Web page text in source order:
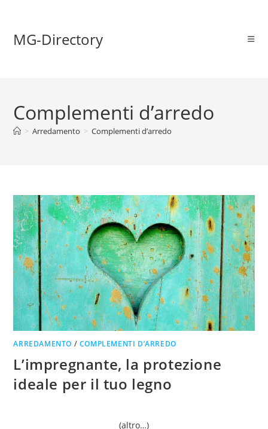
MG-Directory
Complementi d’arredo
> Arredamento > Complementi d’arredo
ARREDAMENTO / COMPLEMENTI D’ARREDO
L’impregnante, la protezione
ideale per il tuo legno
(altro…)